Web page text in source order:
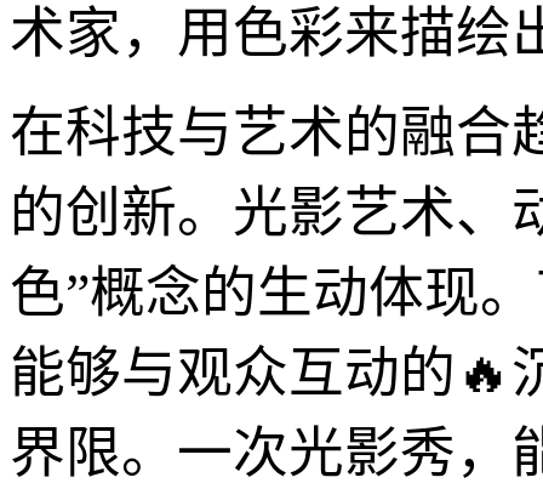
术家，用色彩来描绘
在科技与艺术的融合
的创新。光影艺术、
色”概念的生动体现
能够与观众互动的🔥
界限。一次光影秀，